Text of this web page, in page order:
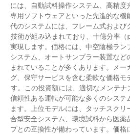
には、自動試料操作システム、高精
専用ソフトウェアといった先進的な機
代のシステムには、フレーム式および
技術が組み込まれており、十億分率
実現します。価格には、中空陰極ラン
システム、オートサンプラー装置など
まれていることが多くあります。メ
グ、保守サービスを含む柔軟な価格モ
す。この投資額には、適切なメンテナ
信頼性ある運転が可能な多くのシステ
ます。上位モデルには、タッチスク
合型安全システム、環境試料から医薬
プとの互換性が備わっています。価